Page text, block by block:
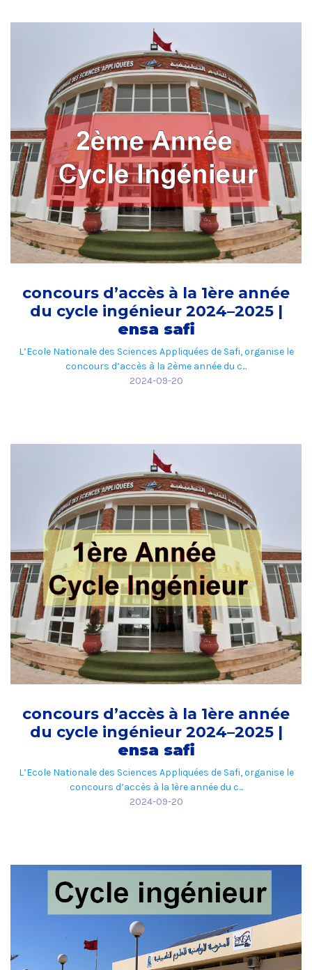
concours d’accès à la 1ère année
du cycle ingénieur 2024–2025 |
ensa safi
L’Ecole Nationale des Sciences Appliquées de Safi, organise le
concours d’accès à la 2ème année du c...
2024-09-20
concours d’accès à la 1ère année
du cycle ingénieur 2024–2025 |
ensa safi
L’Ecole Nationale des Sciences Appliquées de Safi, organise le
concours d’accès à la 1ère année du c...
2024-09-20